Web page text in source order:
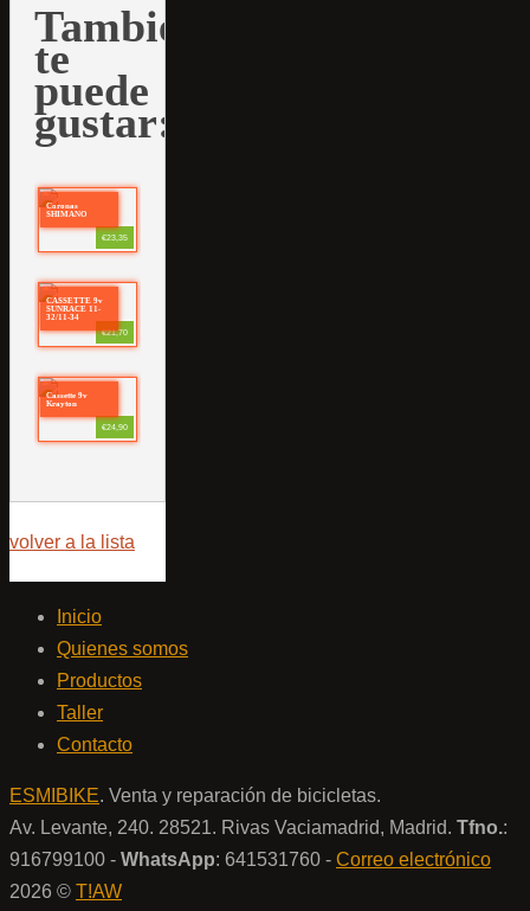
También
te
puede
gustar:
Coronas
SHIMANO
€23,35
CASSETTE 9v
SUNRACE 11-
32/11-34
€21,70
Cassette 9v
Krayton
€24,90
volver a la lista
Inicio
Quienes somos
Productos
Taller
Contacto
ESMIBIKE. Venta y reparación de bicicletas.
Av. Levante, 240. 28521. Rivas Vaciamadrid, Madrid. Tfno.:
916799100 - WhatsApp: 641531760 - Correo electrónico
2026 © T!AW